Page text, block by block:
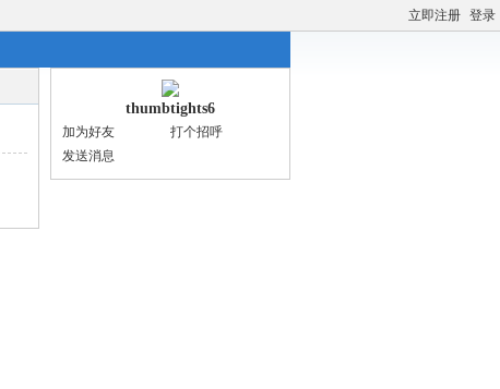
立即注册 登录
thumbtights6
加为好友
打个招呼
发送消息